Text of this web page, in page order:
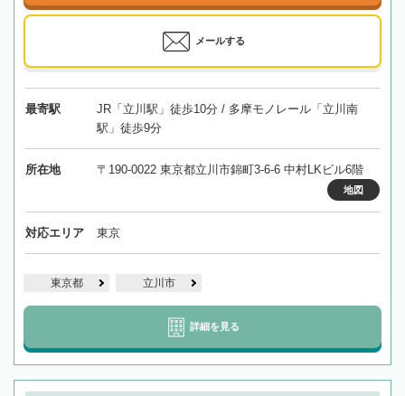
メールする
最寄駅
JR「立川駅」徒歩10分 / 多摩モノレール「立川南
駅」徒歩9分
所在地 〒190-0022 東京都立川市錦町3-6-6 中村LKビル6階
地図
対応エリア 東京
東京都 立川市
詳細を見る